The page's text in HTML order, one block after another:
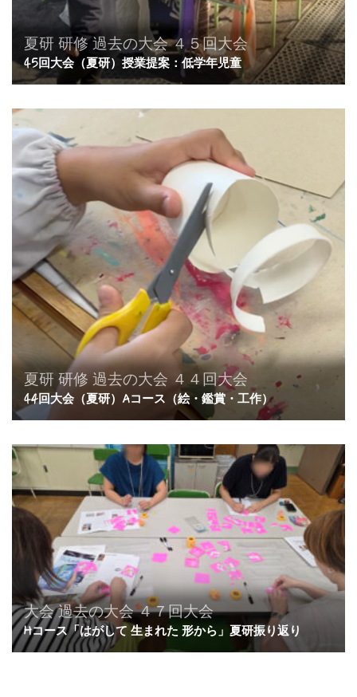
夏研 研修 過去の大会 ４５回大会
45回大会（夏研）授業提案：低学年児童
夏研 研修 過去の大会 ４４回大会
44回大会（夏研）Aコース（絵・鑑賞・工作）
大会 過去の大会 ４７回大会
Hコース「はがして 生まれた 形から」夏研振り返り